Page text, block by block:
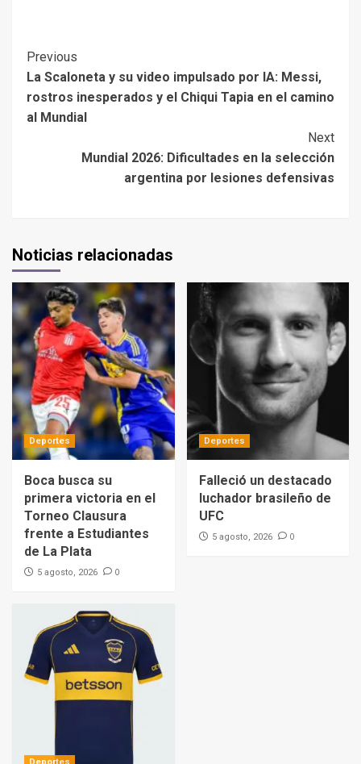
Previous
La Scaloneta y su video impulsado por IA: Messi,
rostros inesperados y el Chiqui Tapia en el camino
al Mundial
Next
Mundial 2026: Dificultades en la selección
argentina por lesiones defensivas
Noticias relacionadas
Deportes
Boca busca su
primera victoria en el
Torneo Clausura
frente a Estudiantes
de La Plata
5 agosto, 2026 0
Deportes
Falleció un destacado
luchador brasileño de
UFC
5 agosto, 2026 0